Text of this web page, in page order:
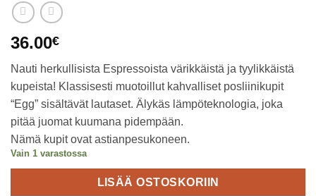
36.00€
Nauti herkullisista Espressoista värikkäistä ja tyylikkäistä
kupeista! Klassisesti muotoillut kahvalliset posliinikupit
“Egg” sisältävät lautaset. Älykäs lämpöteknologia, joka
pitää juomat kuumana pidempään.
Nämä kupit ovat astianpesukoneen.
Vain 1 varastossa
LISÄÄ OSTOSKORIIN